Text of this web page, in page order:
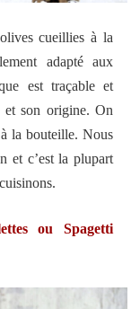
cueillies à la
adapté aux
est traçable et
et son origine. On
la bouteille. Nous
et c’est la plupart
ou Spagetti